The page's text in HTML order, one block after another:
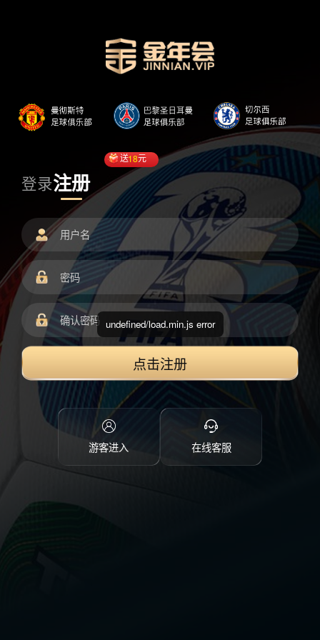
登录注册
送18元
点击注册
游客进入 在线客服
undefined/load.min.js error